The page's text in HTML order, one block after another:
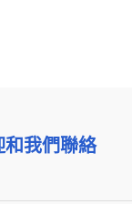
和我們聯絡